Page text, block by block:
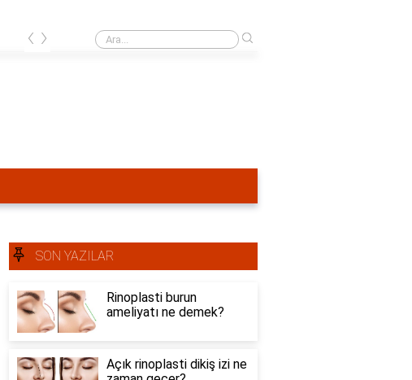
Burun estetiğinden ne kadar süre sonra dudak dolgusu yapılır?
‹ ›
SON YAZILAR
Rinoplasti burun
ameliyatı ne demek?
Açık rinoplasti dikiş izi ne